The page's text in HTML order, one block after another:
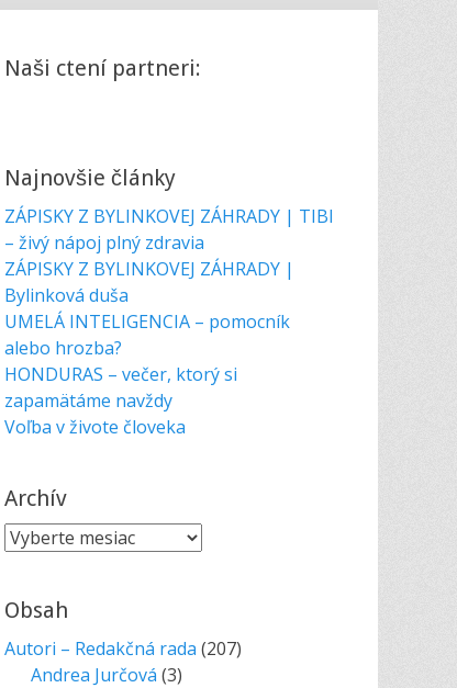
Naši ctení partneri:
Najnovšie články
ZÁPISKY Z BYLINKOVEJ ZÁHRADY | TIBI
– živý nápoj plný zdravia
ZÁPISKY Z BYLINKOVEJ ZÁHRADY |
Bylinková duša
UMELÁ INTELIGENCIA – pomocník
alebo hrozba?
HONDURAS – večer, ktorý si
zapamätáme navždy
Voľba v živote človeka
Archív
Archív
Obsah
Autori – Redakčná rada (207)
Andrea Jurčová (3)